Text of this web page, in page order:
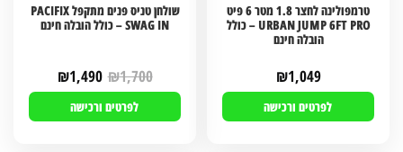
טרמפולינה לחצר 1.8 מטר 6 פיט
URBAN JUMP 6FT PRO – כולל
הובלה חינם
₪1,049
לפרטים ורכישה
שולחן טניס פנים מתקפל PACIFIX
SWAG IN – כולל הובלה חינם
₪1,700
₪1,490
לפרטים ורכישה